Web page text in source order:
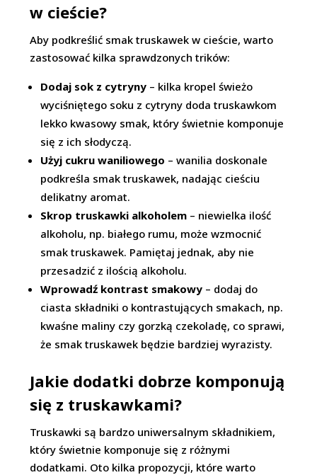
w cieście?
Aby podkreślić smak truskawek w cieście, warto
zastosować kilka sprawdzonych trików:
Dodaj sok z cytryny – kilka kropel świeżo
wyciśniętego soku z cytryny doda truskawkom
lekko kwasowy smak, który świetnie komponuje
się z ich słodyczą.
Użyj cukru waniliowego – wanilia doskonale
podkreśla smak truskawek, nadając cieściu
delikatny aromat.
Skrop truskawki alkoholem – niewielka ilość
alkoholu, np. białego rumu, może wzmocnić
smak truskawek. Pamiętaj jednak, aby nie
przesadzić z ilością alkoholu.
Wprowadź kontrast smakowy – dodaj do
ciasta składniki o kontrastujących smakach, np.
kwaśne maliny czy gorzką czekoladę, co sprawi,
że smak truskawek będzie bardziej wyrazisty.
Jakie dodatki dobrze komponują
się z truskawkami?
Truskawki są bardzo uniwersalnym składnikiem,
który świetnie komponuje się z różnymi
dodatkami. Oto kilka propozycji, które warto